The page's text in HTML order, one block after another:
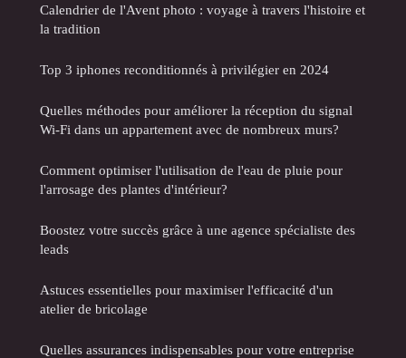
Calendrier de l'Avent photo : voyage à travers l'histoire et
la tradition
Top 3 iphones reconditionnés à privilégier en 2024
Quelles méthodes pour améliorer la réception du signal
Wi-Fi dans un appartement avec de nombreux murs?
Comment optimiser l'utilisation de l'eau de pluie pour
l'arrosage des plantes d'intérieur?
Boostez votre succès grâce à une agence spécialiste des
leads
Astuces essentielles pour maximiser l'efficacité d'un
atelier de bricolage
Quelles assurances indispensables pour votre entreprise